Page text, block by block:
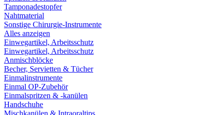
Tamponadestopfer
Nahtmaterial
Sonstige Chirurgie-Instrumente
Alles anzeigen
Einwegartikel, Arbeitsschutz
Einwegartikel, Arbeitsschutz
Anmischblöcke
Becher, Servietten & Tücher
Einmalinstrumente
Einmal OP-Zubehör
Einmalspritzen & -kanülen
Handschuhe
Mischkanülen & Intraoraltips